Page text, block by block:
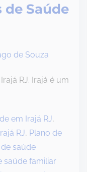
de Saúde
de Souza
RJ. Irajá é um
em Irajá RJ,
RJ, Plano de
saúde
saúde familiar